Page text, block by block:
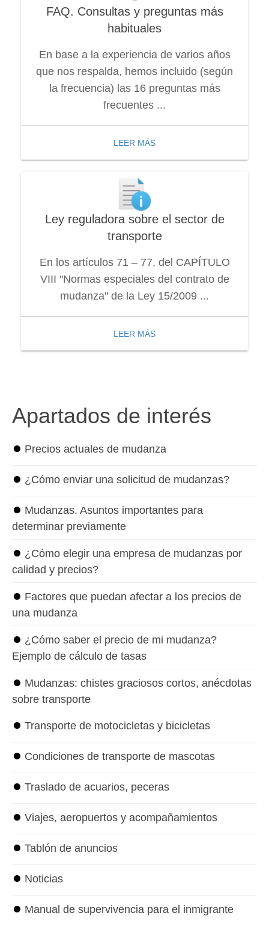
FAQ. Consultas y preguntas más
habituales
En base a la experiencia de varios años
que nos respalda, hemos incluido (según
la frecuencia) las 16 preguntas más
frecuentes ...
LEER MÁS
Ley reguladora sobre el sector de
transporte
En los artículos 71 – 77, del CAPÍTULO
VIII "Normas especiales del contrato de
mudanza" de la Ley 15/2009 ...
LEER MÁS
Apartados de interés
⏺ Precios actuales de mudanza
⏺ ¿Cómo enviar una solicitud de mudanzas?
⏺ Mudanzas. Asuntos importantes para
determinar previamente
⏺ ¿Cómo elegir una empresa de mudanzas por
calidad y precios?
⏺ Factores que puedan afectar a los precios de
una mudanza
⏺ ¿Cómo saber el precio de mi mudanza?
Ejemplo de cálculo de tasas
⏺ Mudanzas: chistes graciosos cortos, anécdotas
sobre transporte
⏺ Transporte de motocicletas y bicicletas
⏺ Condiciones de transporte de mascotas
⏺ Traslado de acuarios, peceras
⏺ Viajes, aeropuertos y acompañamientos
⏺ Tablón de anuncios
⏺ Noticias
⏺ Manual de supervivencia para el inmigrante